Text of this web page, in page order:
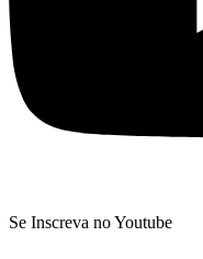
Se Inscreva no Youtube